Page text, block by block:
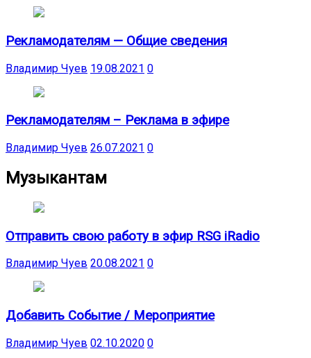
Рекламодателям — Общие сведения
Владимир Чуев 19.08.2021 0
Рекламодателям – Реклама в эфире
Владимир Чуев 26.07.2021 0
Музыкантам
Отправить свою работу в эфир RSG iRadio
Владимир Чуев 20.08.2021 0
Добавить Событие / Мероприятие
Владимир Чуев 02.10.2020 0